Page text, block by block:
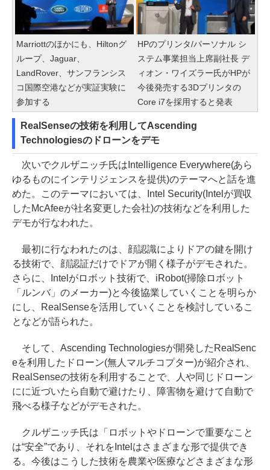
Marriottのほかにも、Hiltonグ
ループ、Jaguar、
LandRover、サンフランシス
コ国際空港などが実証実験に
参加する
HPのプリンタ/パーソナル シ
ステム事業担当上席副社長 デ
ィオン・ワイズラー氏がHPが
今後発売する3Dプリンタの
Core i7を採用すると発表
RealSenseの技術を利用してAscending
Technologiesのドローンをデモ
次いでクルザニッチ氏はIntelligence Everywhere(あら
ゆるものにインテリジェンスを提供)のテーマへと話を進
めた。このテーマにおいては、Intel Security(Intelが買収
したMcAfeeが社名変更した会社)の技術などを利用した
デモが行なわれた。
最初に行なわれたのは、顔認識によりドアの鍵を開け
る技術で、顔認証だけでドアが開く様子がデモされた。
さらに、Intelがロボット技術で、iRobot(掃除ロボット
「ルンバ」のメーカー)と今後協業していくことを明らか
にし、RealSenseを活用していくことを検討しているこ
となどが語られた。
そして、Ascending Technologiesが開発したRealSenc
eを利用したドローン(無人マルチコプター)が紹介され、
RealSenseの技術を利用することで、人や同じドローン
にに近づいたら自動で避けたり、障害物を避けて自動で
飛べる様子などがデモされた。
クルザニッチ氏は「ロボットやドローンで重要なこと
は“安全”であり、それをIntelはさまざまな形で提供でき
る。今後はこうした技術を農業や医療などさまざまな形